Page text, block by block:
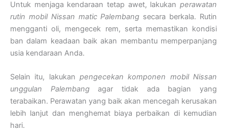
Untuk menjaga kendaraan tetap awet, lakukan perawatan
rutin mobil Nissan matic Palembang secara berkala. Rutin
mengganti oli, mengecek rem, serta memastikan kondisi
ban dalam keadaan baik akan membantu memperpanjang
usia kendaraan Anda.
Selain itu, lakukan pengecekan komponen mobil Nissan
unggulan Palembangagar tidak ada bagian yang
terabaikan. Perawatan yang baik akan mencegah kerusakan
lebih lanjut dan menghemat biaya perbaikan di kemudian
hari.